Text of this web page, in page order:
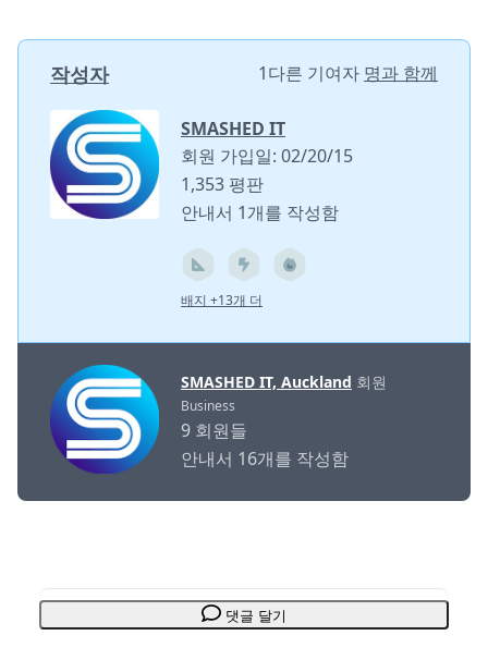
작성자 1다른 기여자 명과 함께
SMASHED IT
회원 가입일: 02/20/15
1,353 평판
안내서 1개를 작성함
배지 +13개 더
SMASHED IT, Auckland 회원
Business
9 회원들
안내서 16개를 작성함
댓글 달기